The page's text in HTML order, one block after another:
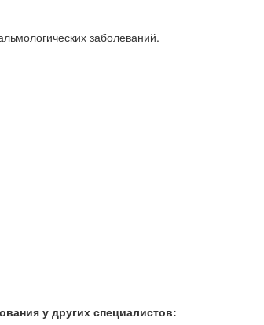
заболеваний.
у других специалистов: